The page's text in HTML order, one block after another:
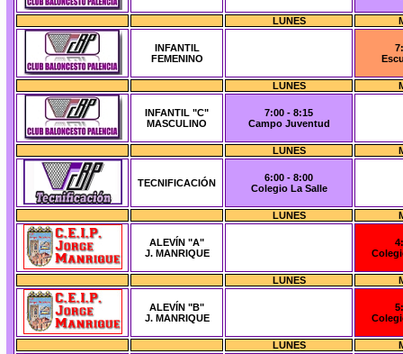
LUNES
INFANTIL
FEMENINO
LUNES
INFANTIL "C"
MASCULINO
7:00 - 8:15
Campo Juventud
LUNES
TECNIFICACIÓN
6:00 - 8:00
Colegio La Salle
LUNES
ALEVÍN "A"
J. MANRIQUE
LUNES
ALEVÍN "B"
J. MANRIQUE
LUNES